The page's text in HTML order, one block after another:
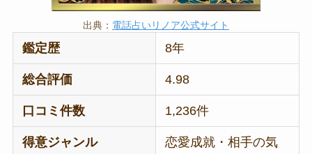
出典： 電話占いリノア公式サイト
鑑定歴 8年
総合評価 4.98
口コミ件数 1,236件
得意ジャンル
恋愛成就・相手の気